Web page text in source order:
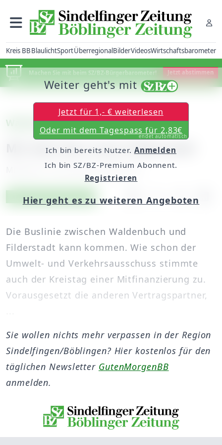
Kreis BBBlaulichtSportÜberregionalBilderVideosWirtschaftsbarometer
Machen Sie mit beim SZ/BZ-Bürgerbarometer! Jetzt abstimmen
Waldenbuch
Mit dem Bus nach Filderstadt
Mittwoch, 20. Juli 2016, 06:00 Uhr
Artikel vorlesen
Exklusiv für Abonnenten
Die Buslinie zwischen Waldenbuch und
Filderstadt kann kommen. Wie schon der
Umwelt- und Verkehrsausschuss stimmte
auch der Kreistag einer Mitfinanzierung zu.
Vorausgesetzt die anderen Vertragspartner,
Weiter geht's mit
Jetzt für 1,- € weiterlesen
Oder mit dem Tagespass für 2,83€
endet automatisch
Ich bin bereits Nutzer. Anmelden
Ich bin SZ/BZ-Premium Abonnent.
Registrieren
Hier geht es zu weiteren Angeboten
Sie wollen nichts mehr verpassen in der Region
Sindelfingen/Böblingen? Hier kostenlos für den
täglichen Newsletter GutenMorgenBB
anmelden.